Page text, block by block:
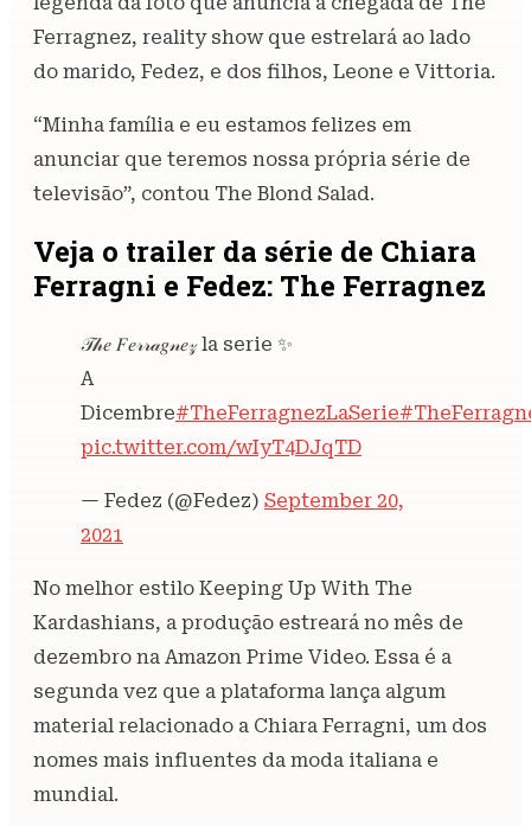
Ferragnez, reality show que estrelará ao lado
do marido, Fedez, e dos filhos, Leone e Vittoria.
“Minha família e eu estamos felizes em
anunciar que teremos nossa própria série de
televisão”, contou The Blond Salad.
Veja o trailer da série de Chiara
Ferragni e Fedez: The Ferragnez
𝒯𝒽𝑒 𝐹𝑒𝓇𝓇𝒶𝑔𝓃𝑒𝓏 la serie ✨
A
Dicembre#TheFerragnezLaSerie
pic.twitter.com/wIyT4DJqTD
— Fedez (@Fedez) September 20,
2021
No melhor estilo Keeping Up With The
Kardashians, a produção estreará no mês de
dezembro na Amazon Prime Video. Essa é a
segunda vez que a plataforma lança algum
material relacionado a Chiara Ferragni, um dos
nomes mais influentes da moda italiana e
mundial.